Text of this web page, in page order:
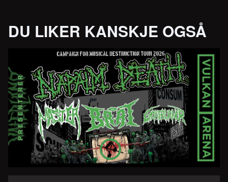
DU LIKER KANSKJE OGSÅ